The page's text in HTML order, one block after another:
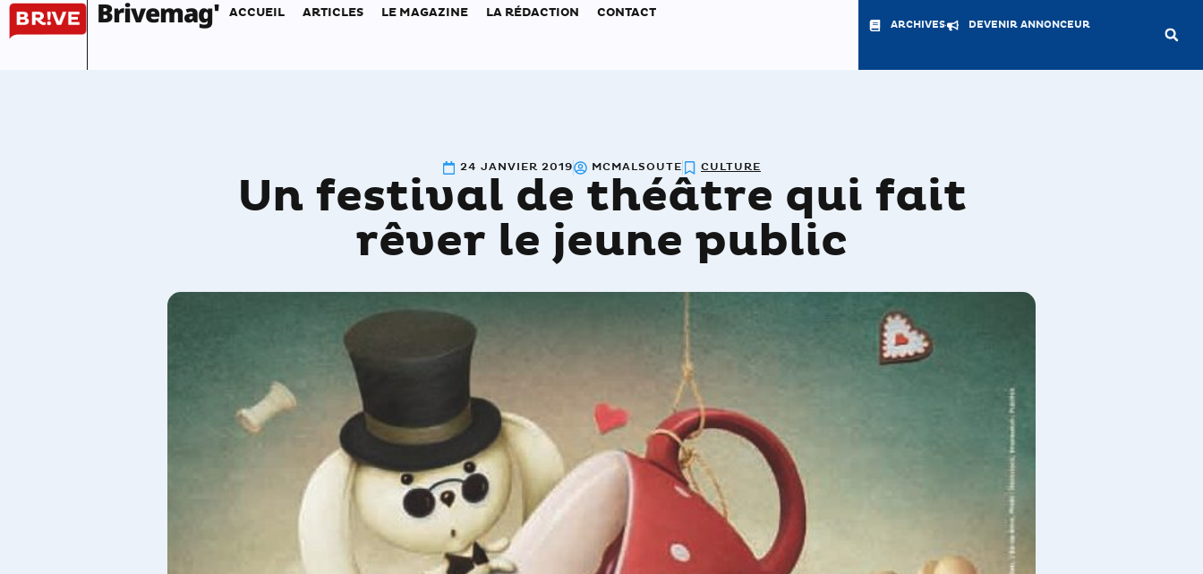
Brivemag' ACCUEIL ARTICLES LE MAGAZINE LA RÉDACTION CONTACT
ARCHIVES DEVENIR ANNONCEUR
24 JANVIER 2019 MCMALSOUTE CULTURE
Un festival de théâtre qui fait
rêver le jeune public